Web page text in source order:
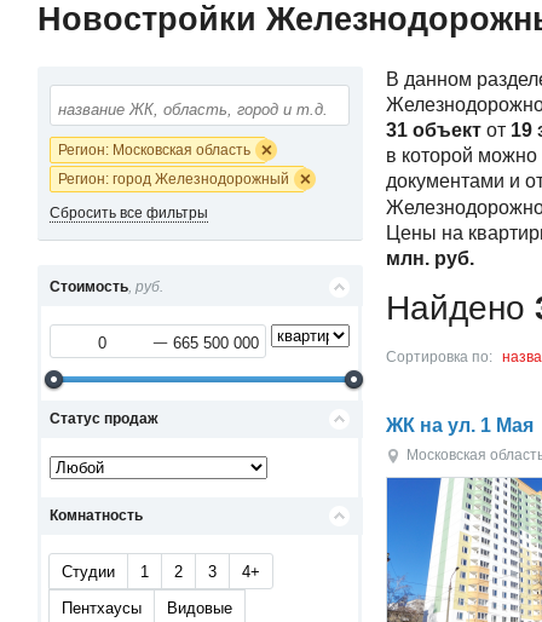
Новостройки
Регион: Московская область
Регион: город Железнодорожный
Сбросить все фильтры
Стоимость, руб.
Статус продаж
Комнатность
Студии 1 2 3
4+
Пентхаусы
Видовые
В данном
31 объект от 19
в которой
документами и
Цены на
млн. руб.
Найдено
Сортировка по:
ЖК на ул. 1 Мая
Московская